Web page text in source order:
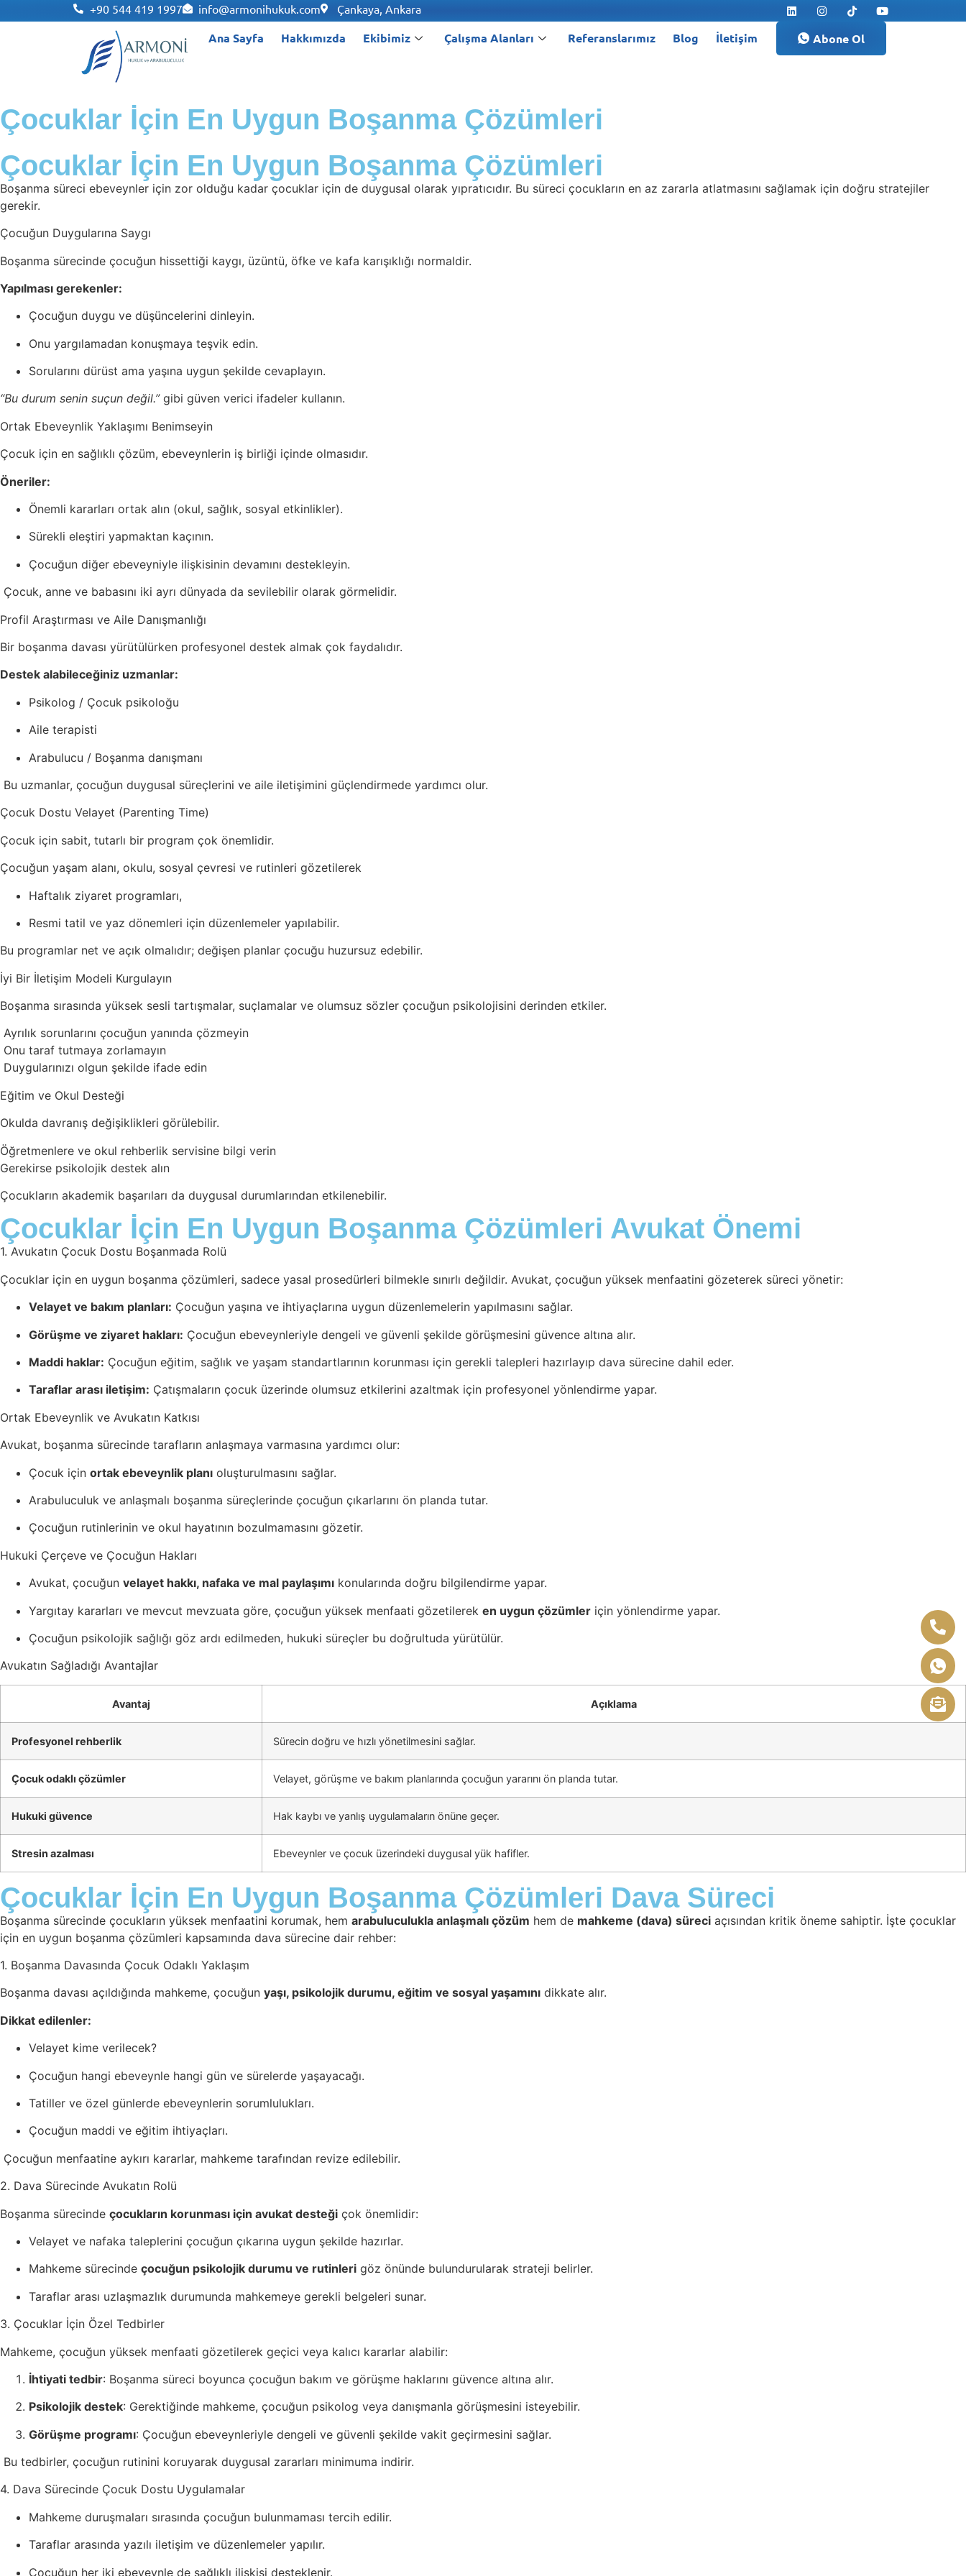
+90 544 419 1997 info@armonihukuk.com Çankaya, Ankara
Ana Sayfa Hakkımızda Ekibimiz Çalışma Alanları Referanslarımız Blog İletişim Abone Ol
Çocuklar İçin En Uygun Boşanma Çözümleri
Çocuklar İçin En Uygun Boşanma Çözümleri
Boşanma süreci ebeveynler için zor olduğu kadar çocuklar için de duygusal olarak yıpratıcıdır. Bu süreci çocukların en az zararla atlatmasını sağlamak için doğru stratejiler
gerekir.
Çocuğun Duygularına Saygı
Boşanma sürecinde çocuğun hissettiği kaygı, üzüntü, öfke ve kafa karışıklığı normaldir.
Yapılması gerekenler:
Çocuğun duygu ve düşüncelerini dinleyin.
Onu yargılamadan konuşmaya teşvik edin.
Sorularını dürüst ama yaşına uygun şekilde cevaplayın.
“Bu durum senin suçun değil.”gibi güven verici ifadeler kullanın.
Ortak Ebeveynlik Yaklaşımı Benimseyin
Çocuk için en sağlıklı çözüm, ebeveynlerin iş birliği içinde olmasıdır.
Öneriler:
Önemli kararları ortak alın (okul, sağlık, sosyal etkinlikler).
Sürekli eleştiri yapmaktan kaçının.
Çocuğun diğer ebeveyniyle ilişkisinin devamını destekleyin.
Çocuk, anne ve babasını iki ayrı dünyada da sevilebilir olarak görmelidir.
Profil Araştırması ve Aile Danışmanlığı
Bir boşanma davası yürütülürken profesyonel destek almak çok faydalıdır.
Destek alabileceğiniz uzmanlar:
Psikolog / Çocuk psikoloğu
Aile terapisti
Arabulucu / Boşanma danışmanı
Bu uzmanlar, çocuğun duygusal süreçlerini ve aile iletişimini güçlendirmede yardımcı olur.
Çocuk Dostu Velayet (Parenting Time)
Çocuk için sabit, tutarlı bir program çok önemlidir.
Çocuğun yaşam alanı, okulu, sosyal çevresi ve rutinleri gözetilerek
Haftalık ziyaret programları,
Resmi tatil ve yaz dönemleri için düzenlemeler yapılabilir.
Bu programlar net ve açık olmalıdır; değişen planlar çocuğu huzursuz edebilir.
İyi Bir İletişim Modeli Kurgulayın
Boşanma sırasında yüksek sesli tartışmalar, suçlamalar ve olumsuz sözler çocuğun psikolojisini derinden etkiler.
Ayrılık sorunlarını çocuğun yanında çözmeyin
Onu taraf tutmaya zorlamayın
Duygularınızı olgun şekilde ifade edin
Eğitim ve Okul Desteği
Okulda davranış değişiklikleri görülebilir.
Öğretmenlere ve okul rehberlik servisine bilgi verin
Gerekirse psikolojik destek alın
Çocukların akademik başarıları da duygusal durumlarından etkilenebilir.
Çocuklar İçin En Uygun Boşanma Çözümleri Avukat Önemi
1. Avukatın Çocuk Dostu Boşanmada Rolü
Çocuklar için en uygun boşanma çözümleri, sadece yasal prosedürleri bilmekle sınırlı değildir. Avukat, çocuğun yüksek menfaatini gözeterek süreci yönetir:
Velayet ve bakım planları: Çocuğun yaşına ve ihtiyaçlarına uygun düzenlemelerin yapılmasını sağlar.
Görüşme ve ziyaret hakları: Çocuğun ebeveynleriyle dengeli ve güvenli şekilde görüşmesini güvence altına alır.
Maddi haklar: Çocuğun eğitim, sağlık ve yaşam standartlarının korunması için gerekli talepleri hazırlayıp dava sürecine dahil eder.
Taraflar arası iletişim: Çatışmaların çocuk üzerinde olumsuz etkilerini azaltmak için profesyonel yönlendirme yapar.
Ortak Ebeveynlik ve Avukatın Katkısı
Avukat, boşanma sürecinde tarafların anlaşmaya varmasına yardımcı olur:
Çocuk için ortak ebeveynlik planı oluşturulmasını sağlar.
Arabuluculuk ve anlaşmalı boşanma süreçlerinde çocuğun çıkarlarını ön planda tutar.
Çocuğun rutinlerinin ve okul hayatının bozulmamasını gözetir.
Hukuki Çerçeve ve Çocuğun Hakları
Avukat, çocuğun velayet hakkı, nafaka ve mal paylaşımı konularında doğru bilgilendirme yapar.
Yargıtay kararları ve mevcut mevzuata göre, çocuğun yüksek menfaati gözetilerek en uygun çözümler için yönlendirme yapar.
Çocuğun psikolojik sağlığı göz ardı edilmeden, hukuki süreçler bu doğrultuda yürütülür.
Avukatın Sağladığı Avantajlar
Avantaj Açıklama
Profesyonel rehberlik Sürecin doğru ve hızlı yönetilmesini sağlar.
Çocuk odaklı çözümler Velayet, görüşme ve bakım planlarında çocuğun yararını ön planda tutar.
Hukuki güvence Hak kaybı ve yanlış uygulamaların önüne geçer.
Stresin azalması Ebeveynler ve çocuk üzerindeki duygusal yük hafifler.
Çocuklar İçin En Uygun Boşanma Çözümleri Dava Süreci
Boşanma sürecinde çocukların yüksek menfaatini korumak, hem arabuluculukla anlaşmalı çözüm hem de mahkeme (dava) süreci açısından kritik öneme sahiptir. İşte çocuklar
için en uygun boşanma çözümleri kapsamında dava sürecine dair rehber:
1. Boşanma Davasında Çocuk Odaklı Yaklaşım
Boşanma davası açıldığında mahkeme, çocuğun yaşı, psikolojik durumu, eğitim ve sosyal yaşamını dikkate alır.
Dikkat edilenler:
Velayet kime verilecek?
Çocuğun hangi ebeveynle hangi gün ve sürelerde yaşayacağı.
Tatiller ve özel günlerde ebeveynlerin sorumlulukları.
Çocuğun maddi ve eğitim ihtiyaçları.
Çocuğun menfaatine aykırı kararlar, mahkeme tarafından revize edilebilir.
2. Dava Sürecinde Avukatın Rolü
Boşanma sürecinde çocukların korunması için avukat desteği çok önemlidir:
Velayet ve nafaka taleplerini çocuğun çıkarına uygun şekilde hazırlar.
Mahkeme sürecinde çocuğun psikolojik durumu ve rutinleri göz önünde bulundurularak strateji belirler.
Taraflar arası uzlaşmazlık durumunda mahkemeye gerekli belgeleri sunar.
3. Çocuklar İçin Özel Tedbirler
Mahkeme, çocuğun yüksek menfaati gözetilerek geçici veya kalıcı kararlar alabilir:
İhtiyati tedbir: Boşanma süreci boyunca çocuğun bakım ve görüşme haklarını güvence altına alır.
Psikolojik destek: Gerektiğinde mahkeme, çocuğun psikolog veya danışmanla görüşmesini isteyebilir.
Görüşme programı: Çocuğun ebeveynleriyle dengeli ve güvenli şekilde vakit geçirmesini sağlar.
Bu tedbirler, çocuğun rutinini koruyarak duygusal zararları minimuma indirir.
4. Dava Sürecinde Çocuk Dostu Uygulamalar
Mahkeme duruşmaları sırasında çocuğun bulunmaması tercih edilir.
Taraflar arasında yazılı iletişim ve düzenlemeler yapılır.
Çocuğun her iki ebeveynle de sağlıklı ilişkisi desteklenir.